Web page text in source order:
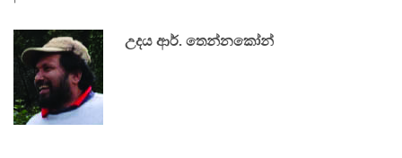
උදය ආර්. තෙන්නකෝන්